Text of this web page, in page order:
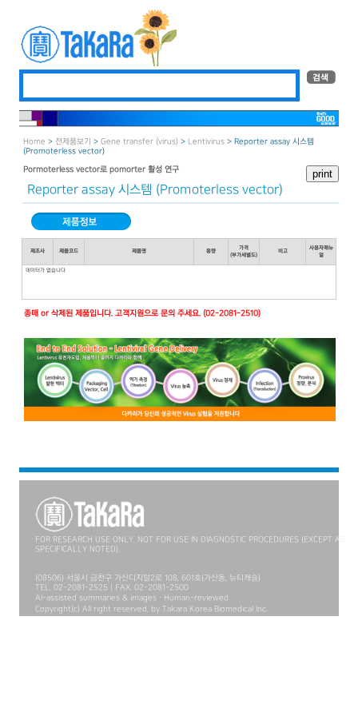
Home > 전제품보기 > Gene transfer (virus) > Lentivirus > Reporter assay 시스템
(Promoterless vector)
Pormoterless vector로 pomorter 활성 연구
Reporter assay 시스템 (Promoterless vector)
제조사 제품코드 제품명 용량
가격
(부가세별도)
비고
사용자매뉴
얼
데이터가 없습니다
종매 or 삭제된 제품입니다. 고객지원으로 문의 주세요. (02-2081-2510)
FOR RESEARCH USE ONLY. NOT FOR USE IN DIAGNOSTIC PROCEDURES (EXCEPT AS
SPECIFICALLY NOTED).
(08506) 서울시 금천구 가산디지털2로 108, 601호(가산동, 뉴티캐슬)
TEL. 02-2081-2525 | FAX. 02-2081-2500
AI-assisted summaries & images · Human-reviewed
Copyright(c) All right reserved. by Takara Korea Biomedical Inc.